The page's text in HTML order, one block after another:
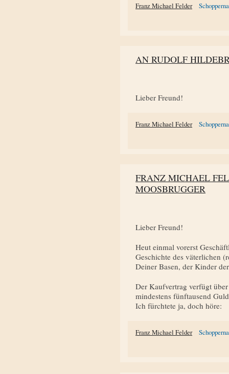
Franz Michael Felder
AN RUDOLF
Lieber Freund!
Franz Michael Felder
FRANZ MICHAEL
MOOSBRUGGER
Lieber Freund!
Heut einmal vorerst
Geschichte des väterlichen
Deiner Basen, der Kinder
Der Kaufvertrag verfügt
mindestens fünftausend
Ich fürchtete ja, doch höre:
Franz Michael Felder